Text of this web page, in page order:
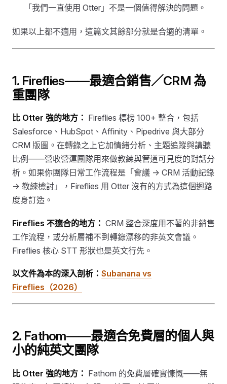
「我們一直使用 Otter」不是一個值得解決的問題。
如果以上都不適用，這篇文其餘部分就是合適的清單。
1. Fireflies——最適合銷售／CRM 為
重團隊
比 Otter 強的地方： Fireflies 標榜 100+ 整合，包括
Salesforce、HubSpot、Affinity、Pipedrive 與大部分
CRM 版圖。在轉錄之上它加情緒分析、主題追蹤與講聽
比例——營收營運團隊用來做教練與管道可見度的對話分
析。如果你團隊日常工作流程是「會議 → CRM 活動記錄
→ 教練檢討」，Fireflies 用 Otter 沒有的方式為這個迴路
度身訂造。
Fireflies 不適合的地方： CRM 整合深度用不著的非銷售
工作流程，或分析層補不到轉錄漂移的非英文會議。
Fireflies 核心 STT 形狀也是英文行先。
以文件為本的深入剖析： Subanana vs
Fireflies（2026）
2. Fathom——最適合免費層的個人與
小的純英文團隊
比 Otter 強的地方： Fathom 的免費層確實慷慨——無